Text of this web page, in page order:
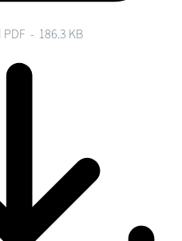
PDF - 186.3 KB